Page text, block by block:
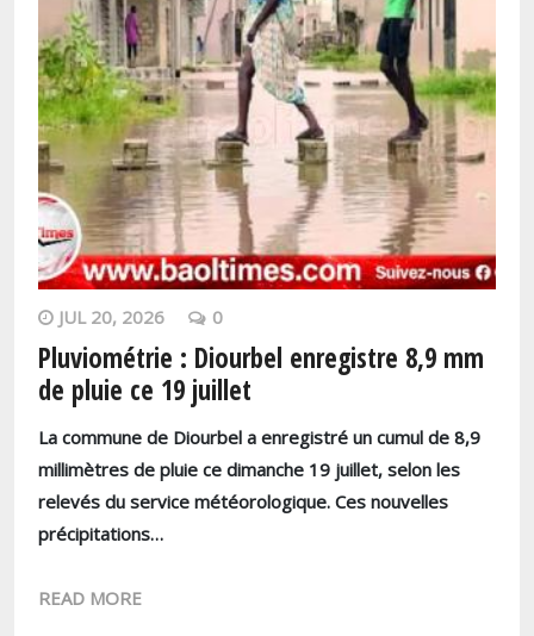
JUL 20, 2026 0
Pluviométrie : Diourbel enregistre 8,9 mm
de pluie ce 19 juillet
La commune de Diourbel a enregistré un cumul de 8,9
millimètres de pluie ce dimanche 19 juillet, selon les
relevés du service météorologique. Ces nouvelles
précipitations…
READ MORE